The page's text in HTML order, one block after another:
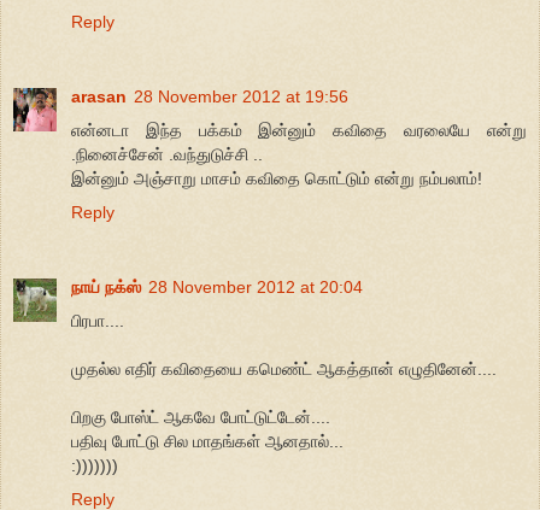
Reply
arasan 28 November 2012 at 19:56
என்னடா இந்த பக்கம் இன்னும் கவிதை வரலையே என்று
.நினைச்சேன் .வந்துடுச்சி ..
இன்னும் அஞ்சாறு மாசம் கவிதை கொட்டும் என்று நம்பலாம்!
Reply
நாய் நக்ஸ் 28 November 2012 at 20:04
பிரபா....
முதல்ல எதிர் கவிதையை கமெண்ட் ஆகத்தான் எழுதினேன்....
பிறகு போஸ்ட் ஆகவே போட்டுட்டேன்....
பதிவு போட்டு சில மாதங்கள் ஆனதால்...
:)))))))
Reply